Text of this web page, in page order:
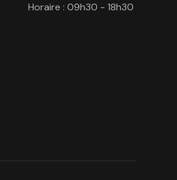
Horaire : 09h30 - 18h30